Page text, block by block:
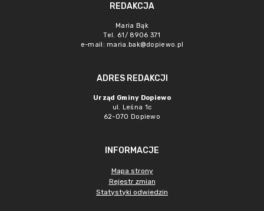
REDAKCJA
Maria Bąk
Tel. 61/ 8906 371
e-mail: maria.bak@dopiewo.pl
ADRES REDAKCJI
Urząd Gminy Dopiewo
ul. Leśna 1c
62-070 Dopiewo
INFORMACJE
Mapa strony
Rejestr zmian
Statystyki odwiedzin